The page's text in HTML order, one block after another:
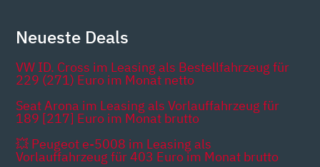
Neueste Deals
VW ID. Cross im Leasing als Bestellfahrzeug für
229 (271) Euro im Monat netto
Seat Arona im Leasing als Vorlauffahrzeug für
189 [217] Euro im Monat brutto
💥 Peugeot e-5008 im Leasing als
Vorlauffahrzeug für 403 Euro im Monat brutto